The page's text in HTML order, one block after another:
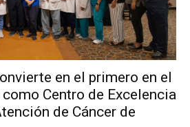
en el primero en el
Centro de Excelencia
de Cáncer de